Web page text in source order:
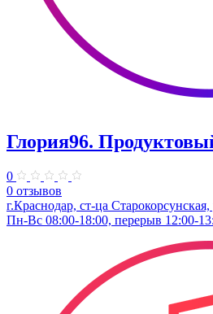
Глория96.
0
0 отзывов
г.Краснодар, ст-ца
Пн-Вс 08:00-18:00, перерыв 12:00-